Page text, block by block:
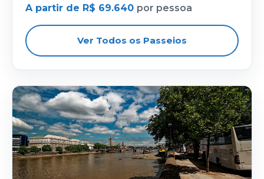
A partir de R$ 69.640 por pessoa
Ver Todos os Passeios